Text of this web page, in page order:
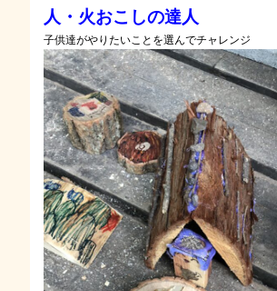
人・火おこしの達人
子供達がやりたいことを選んでチャレンジ